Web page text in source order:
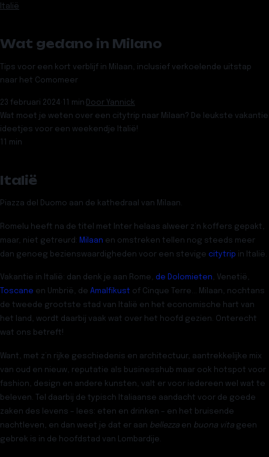
Italië
Wat gedano in Milano
Tips voor een kort verblijf in Milaan, inclusief verkoelende uitstap
naar het Comomeer
23 februari 2024· 11 min·Door Yannick
Wat moet je weten over een citytrip naar Milaan? De leukste vakantie
ideetjes voor een weekendje Italië!
11 min
Italië
Piazza del Duomo aan de kathedraal van Milaan.
Romelu heeft na de titel met Inter helaas alweer z’n koffers gepakt,
maar, niet getreurd: Milaan en omstreken tellen nog steeds meer
dan genoeg bezienswaardigheden voor een stevige citytrip in Italië.
Vakantie in Italië: dan denk je aan Rome, de Dolomieten, Venetië,
Toscane en Umbrië, de Amalfikust of Cinque Terre… Milaan, nochtans
de tweede grootste stad van Italië en het economische hart van
het land, wordt daarbij vaak wat over het hoofd gezien. Onterecht
wat ons betreft!
Want, met z’n rijke geschiedenis en architectuur, aantrekkelijke mix
van oud en nieuw, reputatie als businesshub maar ook hotspot voor
fashion, design en andere kunsten, valt er voor iedereen wel wat te
beleven. Tel daarbij de typisch Italiaanse aandacht voor de goede
zaken des levens – lees: eten en drinken – en het bruisende
nachtleven, en dan weet je dat er aan bellezza en buona vita geen
gebrek is in de hoofdstad van Lombardije.